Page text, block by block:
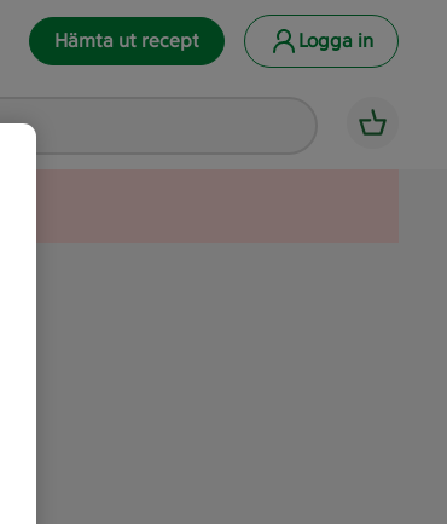
Hämta ut recept Logga in